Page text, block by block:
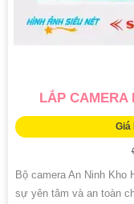
LẮP CAMERA
Giá
Bộ camera An Ninh
sự yên tâm và an toàn